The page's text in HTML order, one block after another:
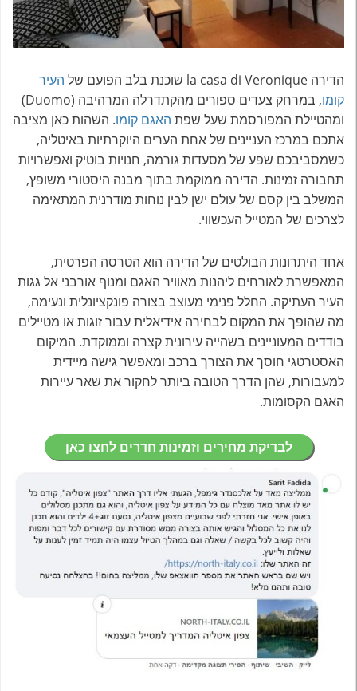
הדירה la casa di Veronique שוכנת בלב הפועם של
העיר
קומו
, במרחק צעדים ספורים מהקתדרלה המרהיבה (Duomo)
ומהטיילת המפורסמת שעל שפת האגם קומו. השהות כאן מציבה
אתכם במרכז העניינים של אחת הערים היוקרתיות באיטליה,
כשמסביבכם שפע של מסעדות גורמה, חנויות בוטיק ואפשרויות
תחבורה זמינות. הדירה ממוקמת בתוך מבנה היסטורי משופץ,
המשלב בין קסם של עולם ישן לבין נוחות מודרנית המתאימה
לצרכים של המטייל העכשווי.
אחד היתרונות הבולטים של הדירה הוא הטרסה הפרטית,
המאפשרת לאורחים ליהנות מאוויר האגם ומנוף אורבני אל גגות
העיר העתיקה. החלל פנימי מעוצב בצורה פונקציונלית ונעימה,
מה שהופך את המקום לבחירה אידיאלית עבור זוגות או מטיילים
בודדים המעוניינים בשהייה עירונית קצרה וממוקדת. המיקום
האסטרטגי חוסך את הצורך ברכב ומאפשר גישה מיידית
למעבורות, שהן הדרך הטובה ביותר לחקור את שאר עיירות
האגם הקסומות.
לבדיקת מחירים וזמינות חדרים לחצו כאן